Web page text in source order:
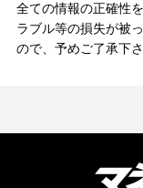
全ての情報の正確性
ラブル等の損失が被
ので、予めご了承下さ